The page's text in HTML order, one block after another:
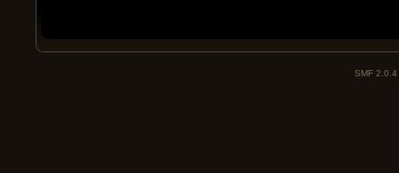
SMF 2.0.4